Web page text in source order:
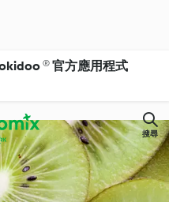
® 官方應用程式
搜尋